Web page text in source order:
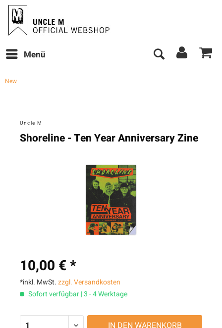
Menü
New
Uncle M
Shoreline - Ten Year Anniversary Zine
10,00 € *
*inkl. MwSt.zzgl. Versandkosten
Sofort verfügbar | 3 - 4 Werktage
IN DEN WARENKORB